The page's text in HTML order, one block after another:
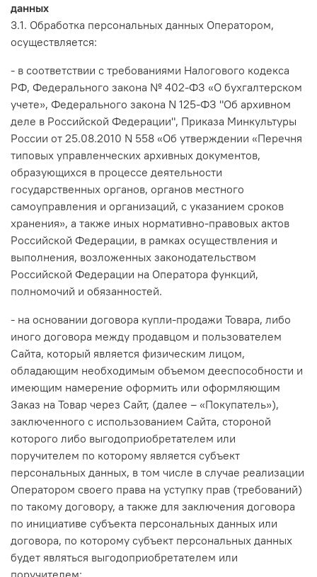
данных
3.1. Обработка персональных данных Оператором,
осуществляется:
- в соответствии с требованиями Налогового кодекса
РФ, Федерального закона № 402-ФЗ «О бухгалтерском
учете», Федерального закона N 125-ФЗ "Об архивном
деле в Российской Федерации", Приказа Минкультуры
России от 25.08.2010 N 558 «Об утверждении «Перечня
типовых управленческих архивных документов,
образующихся в процессе деятельности
государственных органов, органов местного
самоуправления и организаций, с указанием сроков
хранения», а также иных нормативно-правовых актов
Российской Федерации, в рамках осуществления и
выполнения, возложенных законодательством
Российской Федерации на Оператора функций,
полномочий и обязанностей.
- на основании договора купли-продажи Товара, либо
иного договора между продавцом и пользователем
Сайта, который является физическим лицом,
обладающим необходимым объемом дееспособности и
имеющим намерение оформить или оформляющим
Заказ на Товар через Сайт, (далее – «Покупатель»),
заключенного с использованием Сайта, стороной
которого либо выгодоприобретателем или
поручителем по которому является субъект
персональных данных, в том числе в случае реализации
Оператором своего права на уступку прав (требований)
по такому договору, а также для заключения договора
по инициативе субъекта персональных данных или
договора, по которому субъект персональных данных
будет являться выгодоприобретателем или
поручителем;